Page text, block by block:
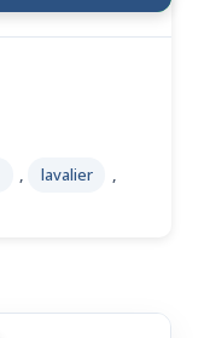
, lavalier
,